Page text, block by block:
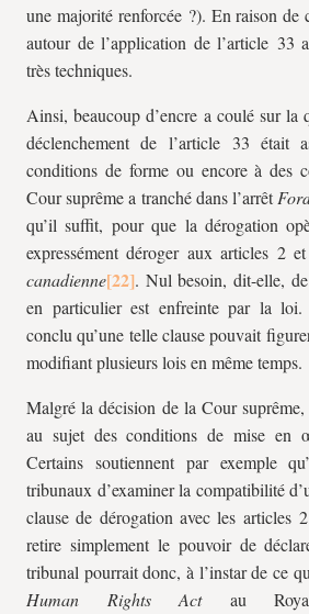
une majorité renforcée ?). En raison de
autour de l’application de l’article 33
très techniques.
Ainsi, beaucoup d’encre a coulé sur la
déclenchement de l’article 33 était
conditions de forme ou encore à des
Cour suprême a tranché dans l’arrêt
qu’il suffit, pour que la dérogation
expressément déroger aux articles 2
canadienne
. Nul besoin, dit-elle,
en particulier est enfreinte par la
conclu qu’une telle clause pouvait
modifiant plusieurs lois en même temps.
Malgré la décision de la Cour suprême,
au sujet des conditions de mise en
Certains soutiennent par exemple
tribunaux d’examiner la compatibilité
clause de dérogation avec les articles
retire simplement le pouvoir de
tribunal pourrait donc, à l’instar de ce
Human Rights Actau